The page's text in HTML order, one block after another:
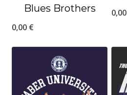
Blues Brothers
0,00 €
0,00